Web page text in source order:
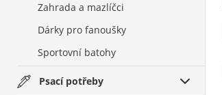
Zahrada a mazlíčci
Dárky pro fanoušky
Sportovní batohy
Psací potřeby